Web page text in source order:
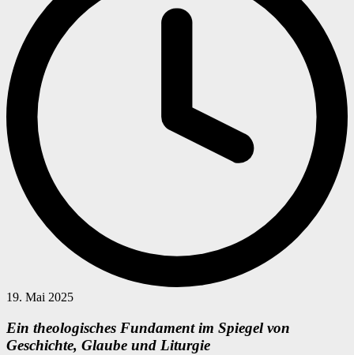
19. Mai 2025
Ein theologisches Fundament im Spiegel von
Geschichte, Glaube und Liturgie